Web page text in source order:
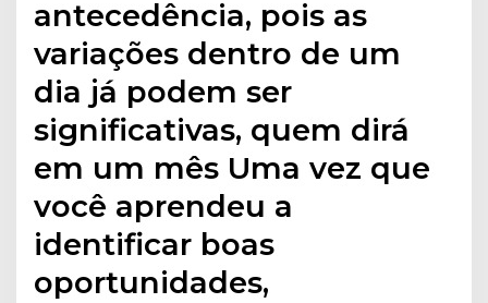
antecedência, pois as
variações dentro de um
dia já podem ser
significativas, quem dirá
em um mês Uma vez que
você aprendeu a
identificar boas
oportunidades,